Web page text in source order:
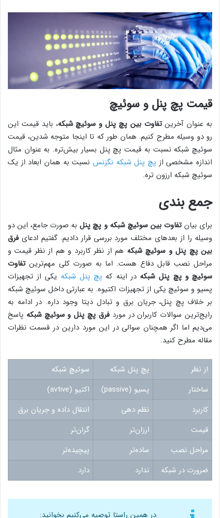
قیمت پچ پنل و سوئیچ
به عنوان آخرینتفاوت بین پچ پنل و سوئیچ شبکه، باید قیمت این
رو دو وسیله مطرح کنیم. همان طور که تا اینجا متوجه شدین، قیمت
سوئیچ شبکه نسبت به قیمت پچ پنل بسیار بیش‌تره. به عنوان مثال
اندازه مشخصی از پچ پنل شبکه نگزنس نسبت به همان ابعاد از یک
سوئیچ شبکه ارزون تره.
جمع بندی
برای بیانتفاوت بین سوئیچ شبکه و پچ پنلبه صورت جامع، این دو
وسیله را از بعدهای مختلف مورد بررسی قرار دادیم. گفتیم ادعایفرق
بین پچ پنل و سوئیچ شبکه هم از نظر کاربرد و هم از نظر قیمت و
مراحل نصب قابل دفاع هست. اما به صورت کلی مهم‌ترین تفاوت
سوئیچ و پچ پنل شبکه در اینه که پچ پنل شبکه یکی از تجهیزات
پسیو و سوئیچ یکی از تجهیزات اکتیوه. به عبارتی داخل سوئیچ شبکه
بر خلاف پچ پنل، جریان برق و تبادل دیتا وجود داره. در ادامه به
رایج‌ترین سوالات کاربران در موردفرق پچ پنل و سوئیچ شبکه پاسخ
می‌دیم اما اگر همچنان سوالی در این مورد دارین در قسمت نظرات
مقاله مطرح کنید.
از نظر پچ پنل شبکه
سوئیچ شبکه
ساختار
پسیو (passive)
اکتیو (avtive)
کاربرد
نظم دهی
انتقال داده و جریان برق
قیمت
ارزان‌تر
گران‌تر
مراحل نصب
ساده‌تر
پیچیده‌تر
ضرورت در شبکه
ندارد دارد
در همین راستا توصیه می‌کنیم بخوانید: